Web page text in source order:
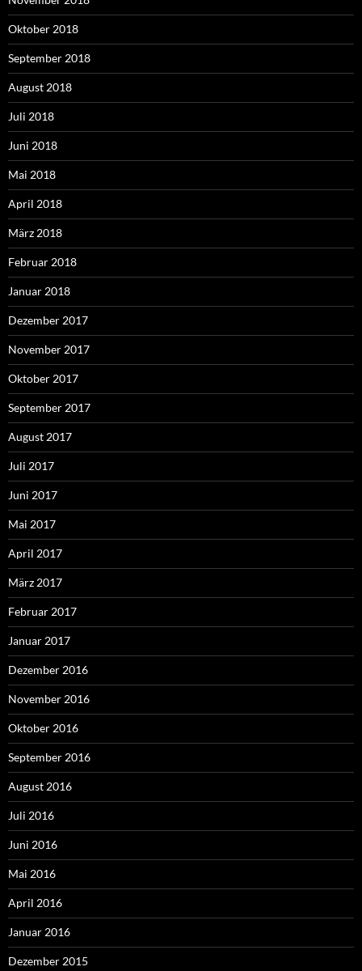
Oktober 2018
September 2018
August 2018
Juli 2018
Juni 2018
Mai 2018
April 2018
März 2018
Februar 2018
Januar 2018
Dezember 2017
November 2017
Oktober 2017
September 2017
August 2017
Juli 2017
Juni 2017
Mai 2017
April 2017
März 2017
Februar 2017
Januar 2017
Dezember 2016
November 2016
Oktober 2016
September 2016
August 2016
Juli 2016
Juni 2016
Mai 2016
April 2016
Januar 2016
Dezember 2015